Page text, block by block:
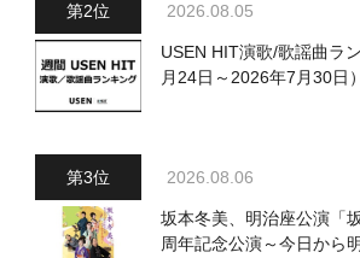
2026.08.05
USEN HIT演歌/歌謡曲ラ
月24日～2026年7月30日）
2026.08.06
坂本冬美、明治座公演「
周年記念公演～今日から